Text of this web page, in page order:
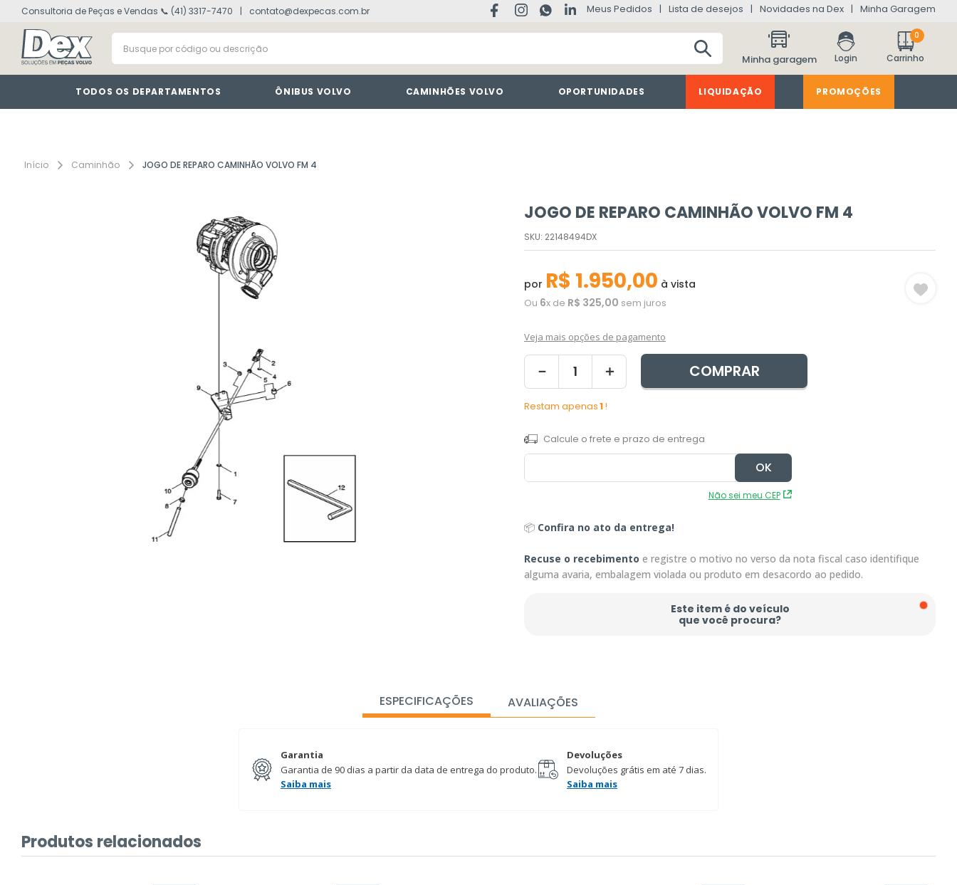
Consultoria de Peças e Vendas 📞 (41) 3317-7470 contato@dexpecas.com.br Meus Pedidos Lista de desejos Novidades na Dex Minha Garagem
Busque por código ou descrição
Minha garagem
0
TODOS OS DEPARTAMENTOS ÔNIBUS VOLVO CAMINHÕES VOLVO OPORTUNIDADES LIQUIDAÇÃO PROMOÇÕES
Caminhão JOGO DE REPARO CAMINHÃO VOLVO FM 4
JOGO DE REPARO CAMINHÃO VOLVO FM 4
SKU: 22148494DX
por R$ 1.950,00 à vista
Ou 6x de R$ 325,00 sem juros
Veja mais opções de pagamento
＋
－ COMPRAR
Restam apenas1!
Não sei meu CEP
📦 Confira no ato da entrega!
Recuse o recebimento e registre o motivo no verso da nota fiscal caso identifique
alguma avaria, embalagem violada ou produto em desacordo ao pedido.
Este item é do veículo
que você procura?
ESPECIFICAÇÕES AVALIAÇÕES
Garantia
Garantia de 90 dias a partir da data de entrega do produto.
Saiba mais
Devoluções
Devoluções grátis em até 7 dias.
Saiba mais
Produtos relacionados
1º volvo fh
3º vm
4º farol
5º defletor
7 interruptor